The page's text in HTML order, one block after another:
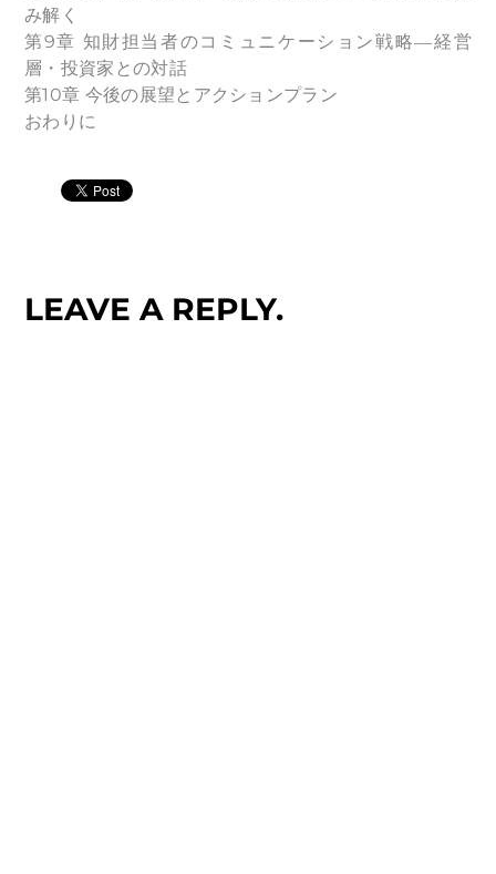
み解く
第9章 知財担当者のコミュニケーション戦略―経営
層・投資家との対話
第10章 今後の展望とアクションプラン
おわりに
LEAVE A REPLY.